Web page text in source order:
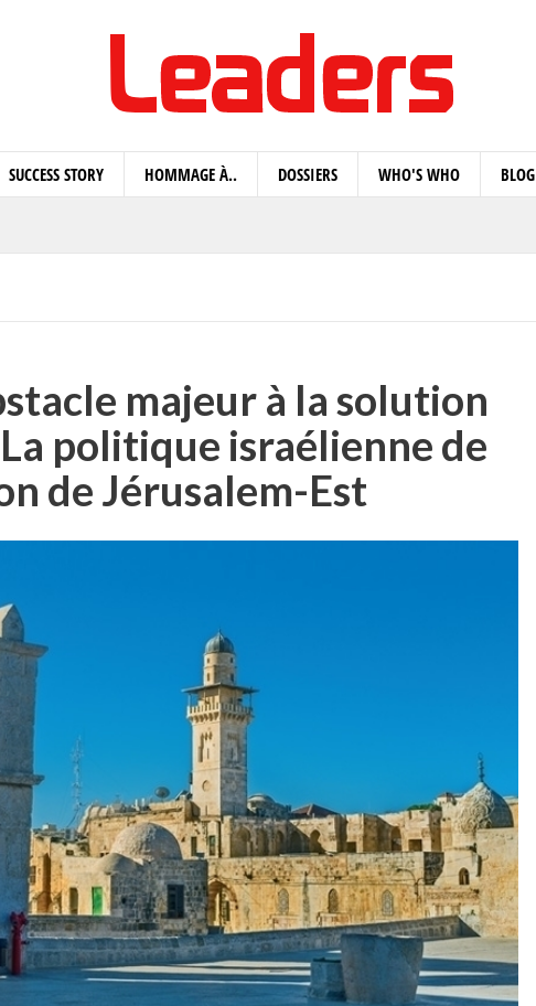
SUCCESS STORY HOMMAGE À.. DOSSIERS WHO'S WHO BLOG
majeur à la solution
politique israélienne de
de Jérusalem-Est